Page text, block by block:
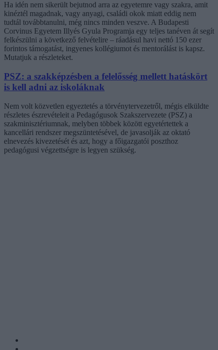
Ha idén nem sikerült bejutnod arra az egyetemre vagy szakra, amit
kinéztél magadnak, vagy anyagi, családi okok miatt eddig nem
tudtál továbbtanulni, még nincs minden veszve. A Budapesti
Corvinus Egyetem Illyés Gyula Programja egy teljes tanéven át segít
felkészülni a következő felvételire – ráadásul havi nettó 150 ezer
forintos támogatást, ingyenes kollégiumot és mentorálást is kapsz.
Mutatjuk a részleteket.
PSZ: a szakképzésben a felelősség mellett hatáskört
is kell adni az iskoláknak
Nem volt közvetlen egyeztetés a törvénytervezetről, mégis elküldte
részletes észrevételeit a Pedagógusok Szakszervezete (PSZ) a
szakminisztériumnak, melyben többek között egyetértettek a
kancellári rendszer megszüntetésével, de javasolják az oktató
elnevezés kivezetését és azt, hogy a főigazgatói poszthoz
pedagógusi végzettségre is legyen szükség.